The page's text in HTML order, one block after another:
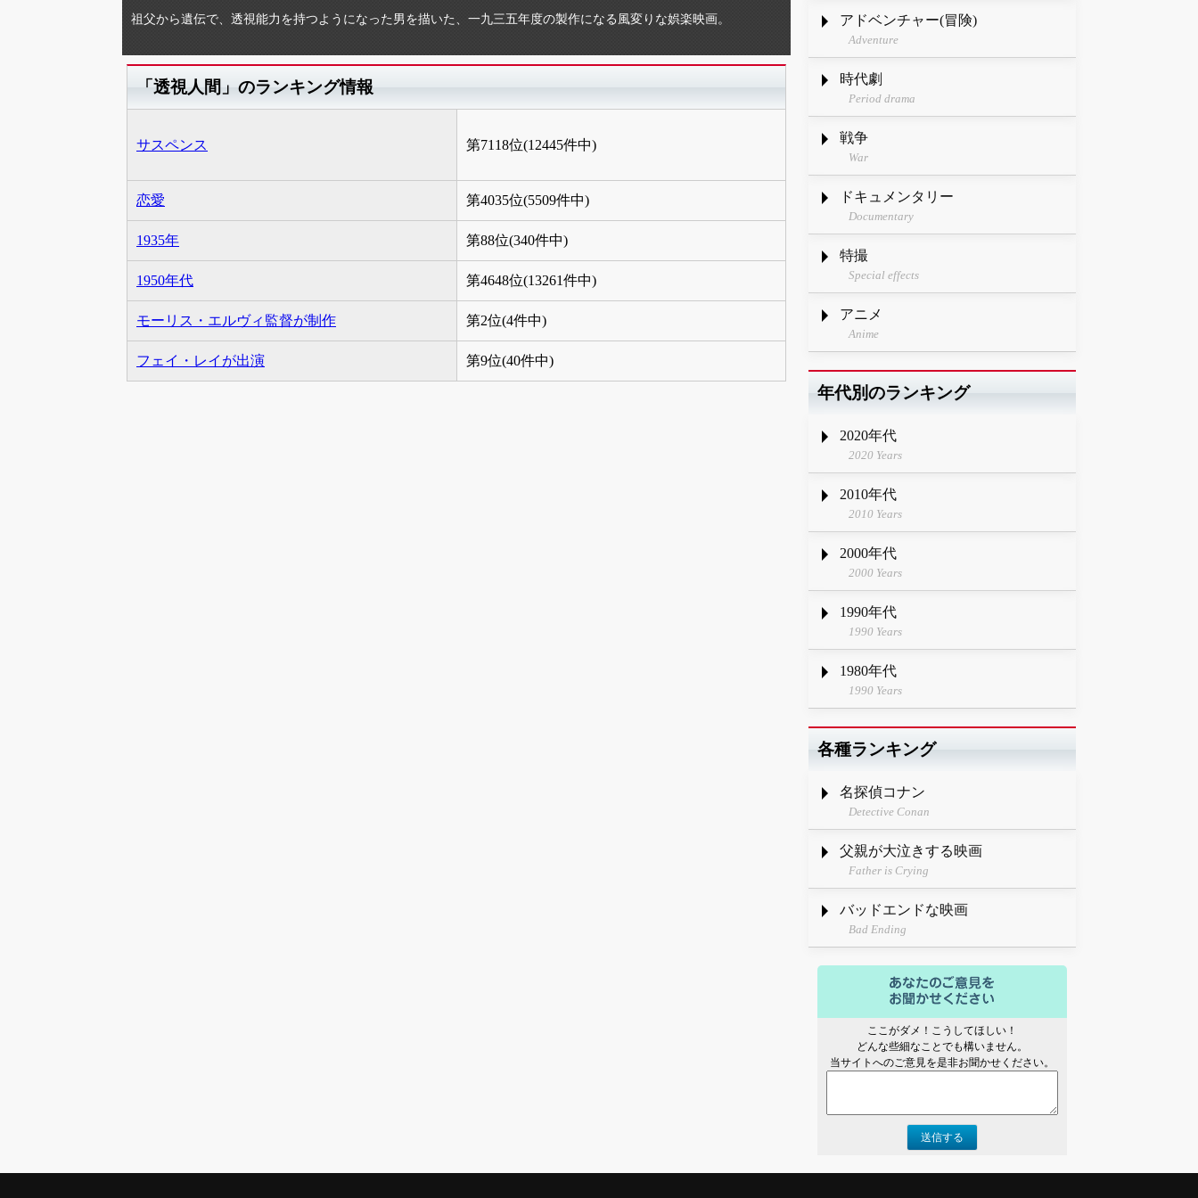
祖父から遺伝で、透視能力を持つようになった男を描いた、一九三五年度の製作になる風変りな娯楽映画。
「透視人間」のランキング情報
サスペンス 第7118位(12445件中)
恋愛 第4035位(5509件中)
1935年 第88位(340件中)
1950年代 第4648位(13261件中)
モーリス・エルヴィ監督が制作 第2位(4件中)
フェイ・レイが出演 第9位(40件中)
アドベンチャー(冒険)
Adventure
時代劇
Period drama
戦争
War
ドキュメンタリー
Documentary
特撮
Special effects
アニメ
Anime
年代別のランキング
2020年代
2020 Years
2010年代
2010 Years
2000年代
2000 Years
1990年代
1990 Years
1980年代
1990 Years
各種ランキング
名探偵コナン
Detective Conan
父親が大泣きする映画
Father is Crying
バッドエンドな映画
Bad Ending
ここがダメ！こうしてほしい！
どんな些細なことでも構いません。
当サイトへのご意見を是非お聞かせください。
送信する